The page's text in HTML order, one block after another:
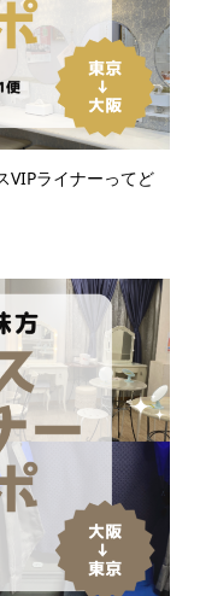
VIPライナーってど